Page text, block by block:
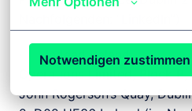
Notwendigen zustimmen
·      Indeed Ireland
Operations Limited, Block
John Rogerson’s Quay,